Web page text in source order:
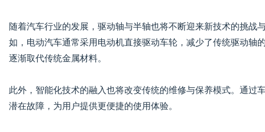
随着汽车行业的发展，驱动轴与半轴也将不断迎来新技术的挑
如，电动汽车通常采用电动机直接驱动车轮，减少了传统驱动轴
逐渐取代传统金属材料。
此外，智能化技术的融入也将改变传统的维修与保养模式。通
潜在故障，为用户提供更便捷的使用体验。